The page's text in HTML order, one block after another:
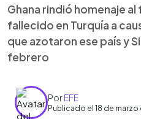
Ghana rindió homenaje
fallecido en Turquía a
que azotaron ese país y
febrero
PorEFE
Publicado el 18 de marzo